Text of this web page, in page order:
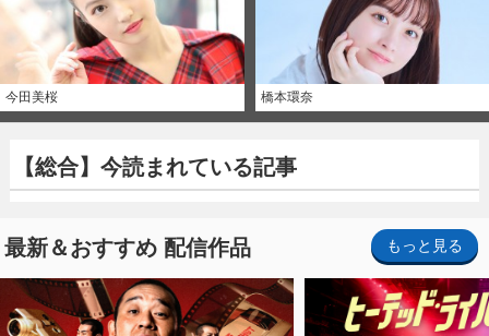
今田美桜 橋本環奈
【総合】今読まれている記事
最新＆おすすめ 配信作品 もっと見る